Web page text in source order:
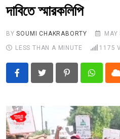
Khabar Samay Hindi
দাবিতে স্মারকলিপি
BYSOUMI CHAKRABORTY
LESS THAN A MINUTE
1175
Pinterest